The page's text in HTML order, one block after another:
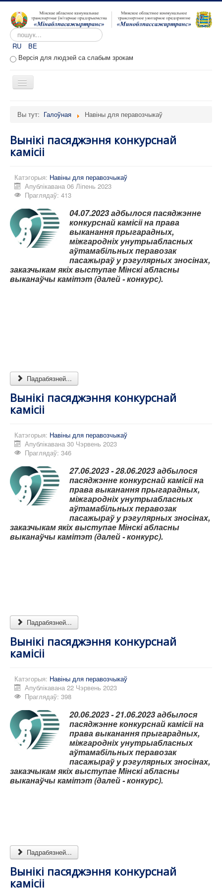
Пошук...
RU
BE
Версія для людзей са слабым зрокам
Toggle
Вакансіі
Звароты
Адміністратыўныя працэдуры
Расклад руху
Партал перавозчыкаў
Карта сайта
Вы тут: Галоўная Навіны для перавозчыкаў
Вынікі пасяджэння конкурснай
камісіі
Катэгорыя: Навіны для перавозчыкаў
Апублікавана 06 Ліпень 2023
Праглядаў: 413
04.07.2023адбылося пасяджэнне
конкурснай камісіі на права
выканання прыгарадных,
міжгародніх унутрыабласных
аўтамабільных перавозак
пасажыраў у рэгулярных зносінах,
заказчыкам якіх выступае Мінскі абласны
выканаўчы камітэт (далей - конкурс).
Падрабязней...
Вынікі пасяджэння конкурснай
камісіі
Катэгорыя: Навіны для перавозчыкаў
Апублікавана 30 Чэрвень 2023
Праглядаў: 346
27.06.2023 - 28.06.2023адбылося
пасяджэнне конкурснай камісіі на
права выканання прыгарадных,
міжгародніх унутрыабласных
аўтамабільных перавозак
пасажыраў у рэгулярных зносінах,
заказчыкам якіх выступае Мінскі абласны
выканаўчы камітэт (далей - конкурс).
Падрабязней...
Вынікі пасяджэння конкурснай
камісіі
Катэгорыя: Навіны для перавозчыкаў
Апублікавана 22 Чэрвень 2023
Праглядаў: 398
20.06.2023 - 21.06.2023адбылося
пасяджэнне конкурснай камісіі на
права выканання прыгарадных,
міжгародніх унутрыабласных
аўтамабільных перавозак
пасажыраў у рэгулярных зносінах,
заказчыкам якіх выступае Мінскі абласны
выканаўчы камітэт (далей - конкурс).
Падрабязней...
Вынікі пасяджэння конкурснай
камісіі